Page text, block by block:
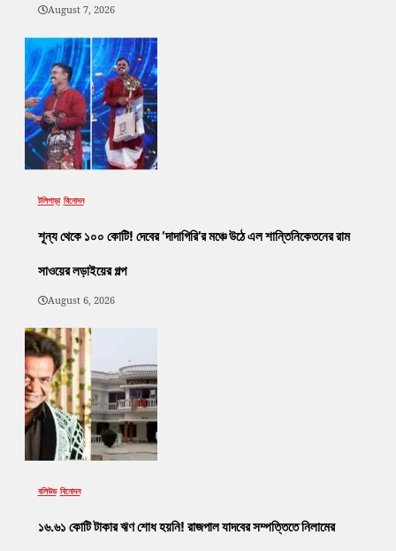
August 7, 2026
টলিপাড়া বিনোদন
শূন্য থেকে ১০০ কোটি! দেবের ‘দাদাগিরি’র মঞ্চে উঠে এল শান্তিনিকেতনের রাম
সাওয়ের লড়াইয়ের গল্প
August 6, 2026
বলিউড বিনোদন
১৬.৬১ কোটি টাকার ঋণ শোধ হয়নি! রাজপাল যাদবের সম্পত্তিতে নিলামের